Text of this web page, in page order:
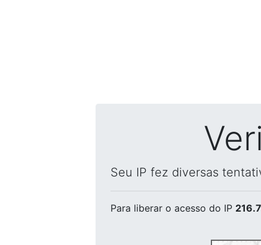
Seu IP fez diversas
Para liberar o acesso do IP